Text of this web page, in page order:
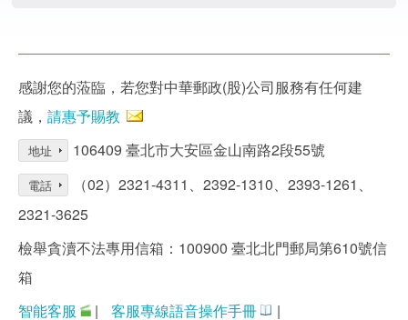
感謝您的蒞臨，若您對中華郵政(股)公司服務有任何建
議， 請惠予賜教
地址 106409 臺北市大安區金山南路2段55號
電話
（02）2321-4311、2392-1310、2393-1261、
2321-3625
檢舉貪瀆不法專用信箱：100900 臺北北門郵局第610號信
箱
智能客服
| 客服專線語音操作手冊 |